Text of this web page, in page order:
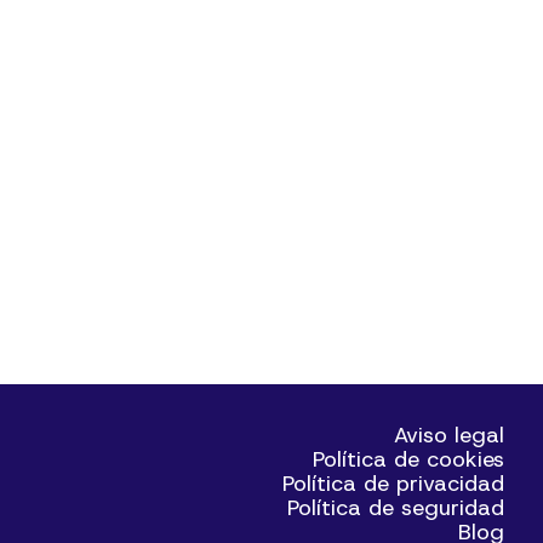
Aviso legal
Política de cookies
Política de privacidad
Política de seguridad
Blog